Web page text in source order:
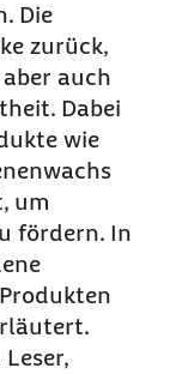
Die
zurück,
auch
Dabei
wie
um
fördern. In